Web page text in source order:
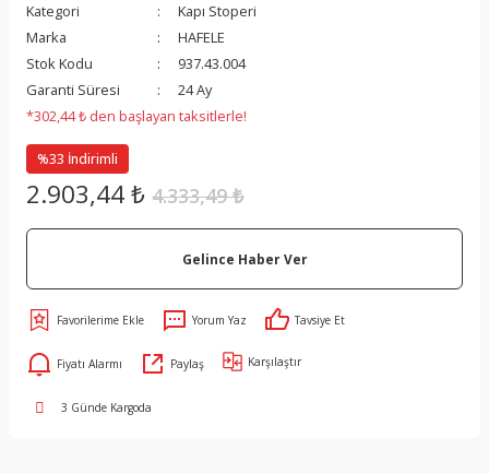
Kategori
Kapı Stoperi
Marka
HAFELE
Stok Kodu
937.43.004
Garanti Süresi
24 Ay
*302,44 ₺ den başlayan taksitlerle!
%33 İndirimli
2.903,44 ₺ 4.333,49 ₺
Gelince Haber Ver
Yorum Yaz Tavsiye Et
Fiyatı Alarmı Paylaş Karşılaştır
3 Günde Kargoda